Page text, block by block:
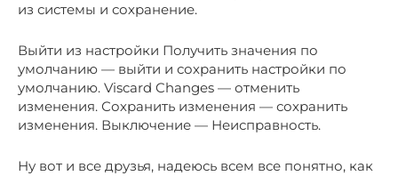
из системы и сохранение.
Выйти из настройки Получить значения по
умолчанию — выйти и сохранить настройки по
умолчанию. Viscard Changes — отменить
изменения. Сохранить изменения — сохранить
изменения. Выключение — Неисправность.
Ну вот и все друзья, надеюсь всем все понятно, как